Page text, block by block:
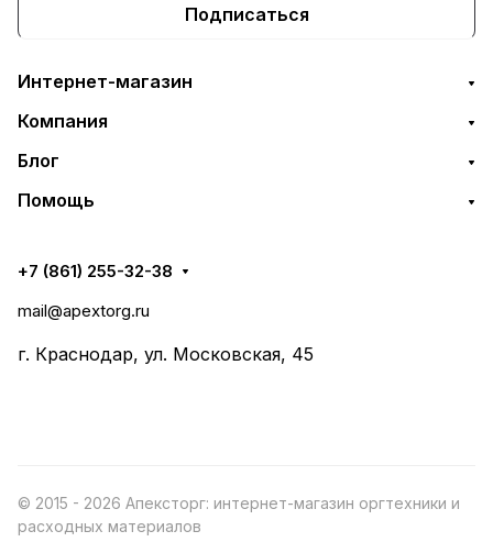
Подписаться
Интернет-магазин
Компания
Блог
Помощь
+7 (861) 255-32-38
mail@apextorg.ru
г. Краснодар, ул. Московская, 45
© 2015 - 2026 Апексторг: интернет-магазин оргтехники и
расходных материалов